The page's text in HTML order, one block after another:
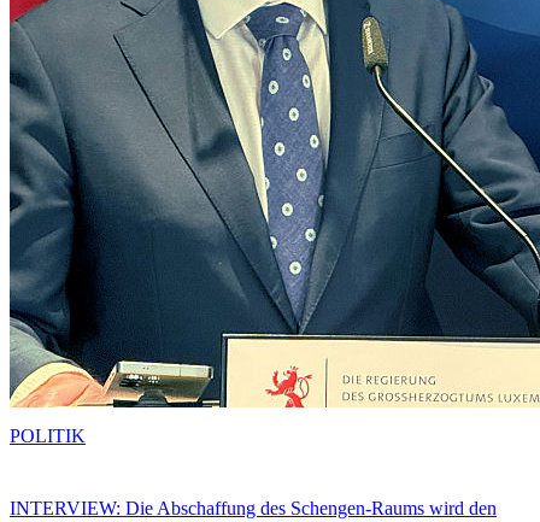
INTERVIEW: Die Abschaffung des Schengen-Raums wird den
POLITIK